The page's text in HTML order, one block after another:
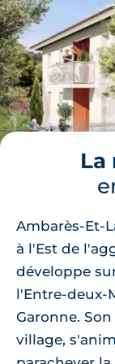
La
Ambarès-Et-
à l'Est de
développe
l'Entre-deux-
Garonne.
village,